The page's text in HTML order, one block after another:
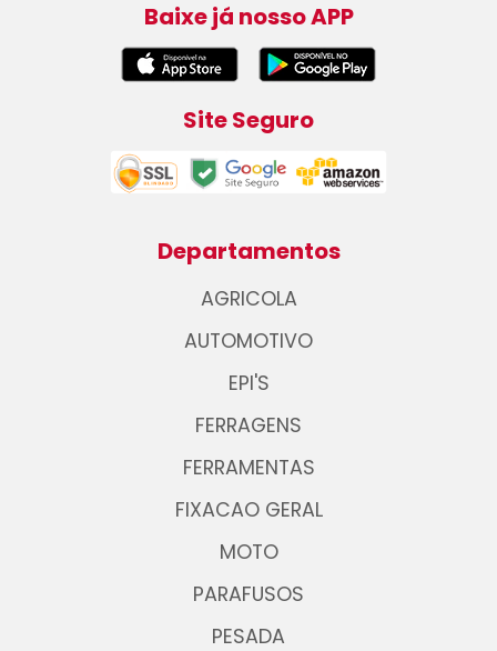
Baixe já nosso APP
Site Seguro
Departamentos
AGRICOLA
AUTOMOTIVO
EPI'S
FERRAGENS
FERRAMENTAS
FIXACAO GERAL
MOTO
PARAFUSOS
PESADA